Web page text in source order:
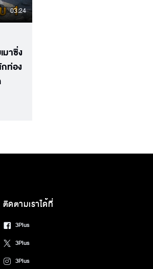
03.24
มาซิ่ง
ท่อง
ติดตามเราได้ที่
3Plus
3Plus
3Plus